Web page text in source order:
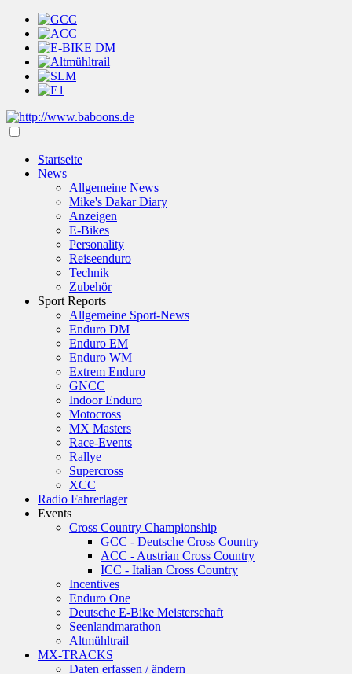
Startseite
News
Allgemeine News
Mike's Dakar Diary
Anzeigen
E-Bikes
Personality
Reiseenduro
Technik
Zubehör
Sport Reports
Allgemeine Sport-News
Enduro DM
Enduro EM
Enduro WM
Extrem Enduro
GNCC
Indoor Enduro
Motocross
MX Masters
Race-Events
Rallye
Supercross
XCC
Radio Fahrerlager
Events
Cross Country Championship
GCC - Deutsche Cross Country
ACC - Austrian Cross Country
ICC - Italian Cross Country
Incentives
Enduro One
Deutsche E-Bike Meisterschaft
Seenlandmarathon
Altmühltrail
MX-TRACKS
Daten erfassen / ändern